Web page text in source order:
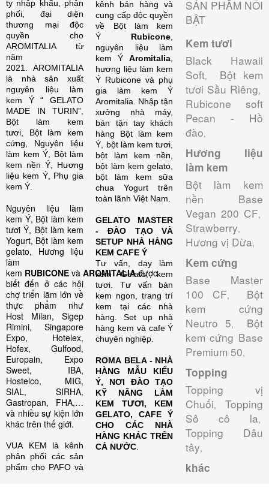
ty nhập khẩu, phân
phối, đại diện
thương mại độc
quyền cho
AROMITALIA từ
năm
2021. AROMITALIA
là nhà sản xuất
nguyên liệu làm
kem Ý “ GELATO
MADE IN TURIN”,
Bột làm kem
tươi, Bột làm kem
cứng, Nguyên liệu
làm kem Ý, Bột làm
kem nền Ý, Hương
liệu kem Ý, Phụ gia
kem Ý.
Nguyên liệu làm
kem Ý, Bột làm kem
tươi Ý, Bột làm kem
Yogurt, Bột làm kem
gelato, Hương liệu
làm
kem RUBICONE và AROMITALIAđược
biết đến ở các hội
chợ triển lãm lớn về
thực phẩm như
Host Milan, Sigep
Rimini, Singapore
Expo, Hotelex,
Hofex, Gulfood,
Europain, Expo
Sweet, IBA,
Hostelco, MIG,
SIAL, SIRHA,
Gastropan, FHA,…
và nhiều sự kiện lớn
khác trên thế giới.
VUA KEM là kênh
phân phối các sản
phẩm cho PAFO và
kênh bán hàng và
cung cấp độc quyền
về Bột làm kem
Ý Rubicone
nguyên liệu làm
kem ÝAromitalia
hương liệu làm kem
Ý Rubicone và phụ
gia làm kem Ý
Aromitalia. Nhập tận
xưởng nhà máy,
bán tận tay khách
hàng Bột làm kem
Ý, bột làm kem tươi,
bột làm kem nền,
bột làm kem gelato,
bột làm kem sữa
chua Yogurt trên
toàn lãnh Việt Nam.
GELATO MASTER
- ĐÀO TẠO VÀ
SETUP NHÀ HÀNG
KEM CAFE Ý
Tư vấn, dạy làm
kem Gelato, kem
tươi. Tư vấn bán
kem ngon, trang trí
kem tại các nhà
hàng. Set up nhà
hàng kem và cafe Ý
chuyên nghiệp.
ROMA BELA - NHÀ
HÀNG MẪU KIỂU
Ý, NƠI ĐÀO TẠO
KỸ NĂNG LÀM
KEM TƯƠI, KEM
GELATO, CAFE Ý
CHO CÁC NHÀ
HÀNG KHÁC TRÊN
CẢ NƯỚC
SẢN PHẨM NỔI
BẬT
Kem tươi
Black Hawaii
Soft, Bột kem
tươi Sầu Riêng,
Rubicone soft
Pecan - Hồ
đào,
Hương liệu
làm kem
Bột làm kem
nền Base
Vegan 200 CF,
Strawberry,
Hương vị Dừa,
Kem cứng
Base Master
100 CF, Bột
kem cứng
Neutro 5, Bột
kem cứng Base
Premium 50,
Topping
Topping vị
Chuối, Topping
Sô cô la,
Topping Dâu
tây,
khác